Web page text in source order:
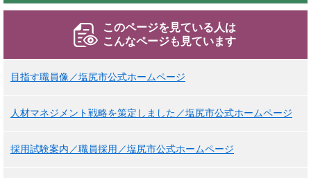
このページを見ている人は
こんなページも見ています
目指す職員像／塩尻市公式ホームページ
人材マネジメント戦略を策定しました／塩尻市公式ホームページ
採用試験案内／職員採用／塩尻市公式ホームページ